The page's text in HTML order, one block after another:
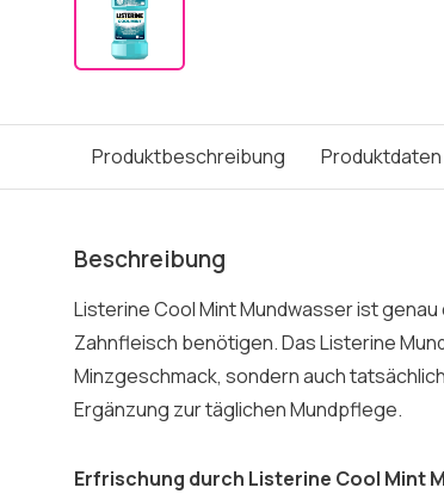
Produktbeschreibung Produktdaten
Beschreibung
Listerine Cool Mint Mundwasser ist
Zahnfleisch benötigen. Das Listerine
Minzgeschmack, sondern auch
Ergänzung zur täglichen Mundpflege.
Erfrischung durch Listerine Cool Mint